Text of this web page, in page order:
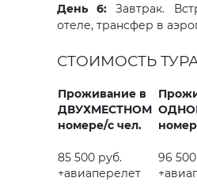
День 6:Завтрак.
отеле, трансфер в
СТОИМОСТЬ
Проживание в
ДВУХМЕСТНОМ
номере/с чел.
85 500 руб.
+авиаперелет
96